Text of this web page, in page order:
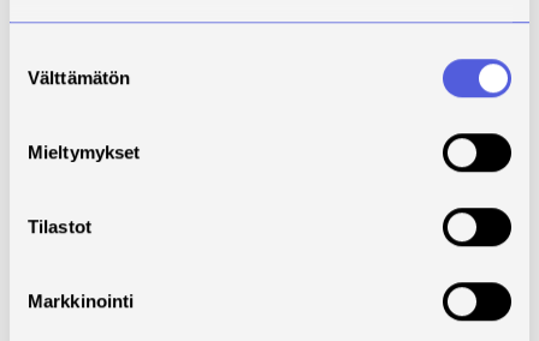
valinta
Välttämätön
Mieltymykset
Tilastot
Markkinointi
Kuva 1. Hyvinvointialueen hyvinvointikoordinaattorin
Podcast-sarjassa tuli myös esille millaista osaamista
ja valmiutta hyvinvointikoordinaattorin työ edellyttää.
Hyvinvointikoordinaattorina hyvinvointialueella